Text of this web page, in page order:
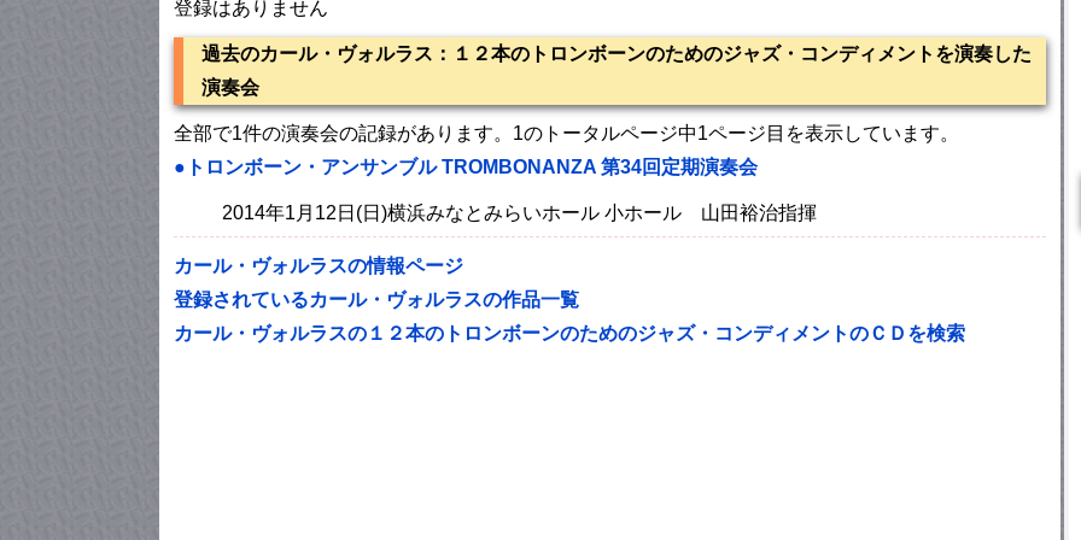
登録はありません
過去のカール・ヴォルラス：１２本のトロンボーンのためのジャズ・コンディメントを演奏した
演奏会
全部で1件の演奏会の記録があります。1のトータルページ中1ページ目を表示しています。
●トロンボーン・アンサンブル TROMBONANZA 第34回定期演奏会
2014年1月12日(日)横浜みなとみらいホール 小ホール 山田裕治指揮
カール・ヴォルラスの情報ページ
登録されているカール・ヴォルラスの作品一覧
カール・ヴォルラスの１２本のトロンボーンのためのジャズ・コンディメントのＣＤを検索